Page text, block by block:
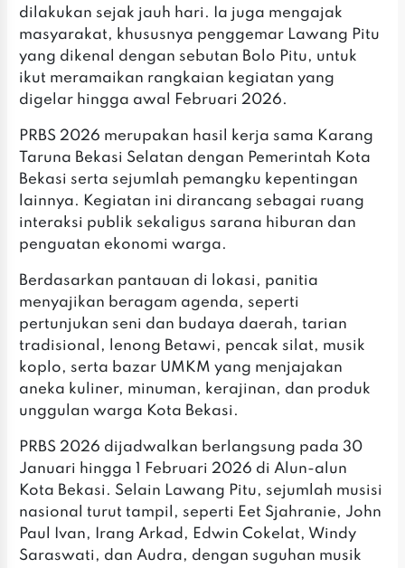
dilakukan sejak jauh hari. Ia juga mengajak
masyarakat, khususnya penggemar Lawang Pitu
yang dikenal dengan sebutan Bolo Pitu, untuk
ikut meramaikan rangkaian kegiatan yang
digelar hingga awal Februari 2026.
‎‎PRBS 2026 merupakan hasil kerja sama Karang
Taruna Bekasi Selatan dengan Pemerintah Kota
Bekasi serta sejumlah pemangku kepentingan
lainnya. Kegiatan ini dirancang sebagai ruang
interaksi publik sekaligus sarana hiburan dan
penguatan ekonomi warga.
‎‎Berdasarkan pantauan di lokasi, panitia
menyajikan beragam agenda, seperti
pertunjukan seni dan budaya daerah, tarian
tradisional, lenong Betawi, pencak silat, musik
koplo, serta bazar UMKM yang menjajakan
aneka kuliner, minuman, kerajinan, dan produk
unggulan warga Kota Bekasi.
‎PRBS 2026 dijadwalkan berlangsung pada 30
Januari hingga 1 Februari 2026 di Alun-alun
Kota Bekasi. Selain Lawang Pitu, sejumlah musisi
nasional turut tampil, seperti Eet Sjahranie, John
Paul Ivan, Irang Arkad, Edwin Cokelat, Windy
Saraswati, dan Audra, dengan suguhan musik